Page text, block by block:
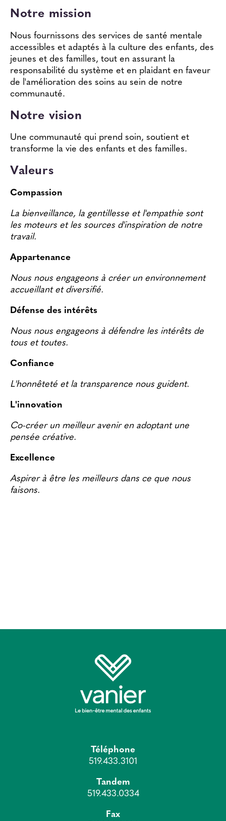
Notre mission
Nous fournissons des services de santé mentale
accessibles et adaptés à la culture des enfants, des
jeunes et des familles, tout en assurant la
responsabilité du système et en plaidant en faveur
de l'amélioration des soins au sein de notre
communauté.
Notre vision
Une communauté qui prend soin, soutient et
transforme la vie des enfants et des familles.
Valeurs
Compassion
La bienveillance, la gentillesse et l'empathie sont
les moteurs et les sources d'inspiration de notre
travail.
Appartenance
Nous nous engageons à créer un environnement
accueillant et diversifié.
Défense des intérêts
Nous nous engageons à défendre les intérêts de
tous et toutes.
Confiance
L'honnêteté et la transparence nous guident.
L'innovation
Co-créer un meilleur avenir en adoptant une
pensée créative.
Excellence
Aspirer à être les meilleurs dans ce que nous
faisons.
Téléphone
519.433.3101
Tandem
519.433.0334
Fax